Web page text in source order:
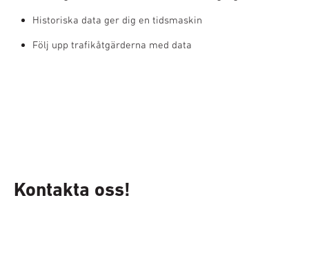
Historiska data ger dig en tidsmaskin
Följ upp trafikåtgärderna med data
Kontakta oss!